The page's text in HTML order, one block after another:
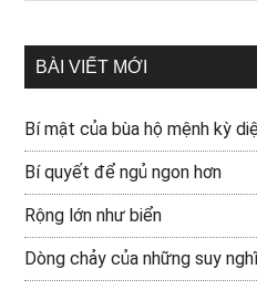
BÀI VIẾT MỚI
Bí mật của bùa hộ mệnh kỳ
Bí quyết để ngủ ngon hơn
Rộng lớn như biển
Dòng chảy của những suy